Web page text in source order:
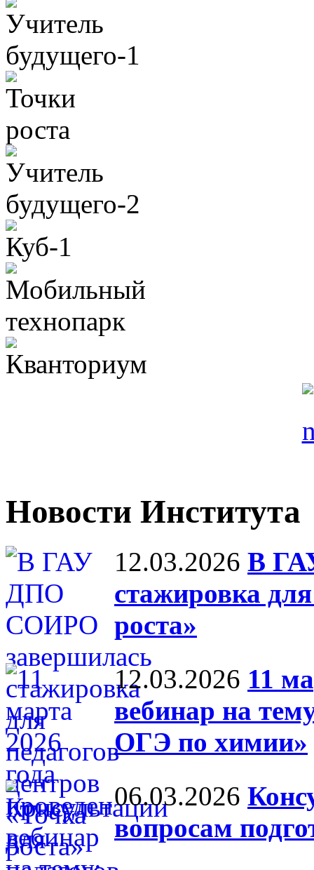
Новости Института
12.03.2026 В
стажировка
роста»
12.03.2026 11
вебинар на
ОГЭ по химии»
06.03.2026
вопросам